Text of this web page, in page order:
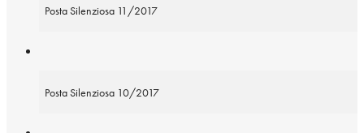
Posta Silenziosa 11/2017
Posta Silenziosa 10/2017